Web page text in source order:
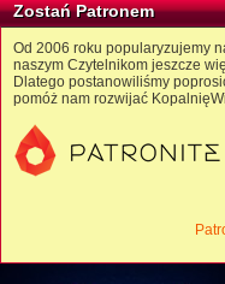
Zostań Patronem
Od 2006 roku popularyzujemy
naszym Czytelnikom jeszcze
Dlatego postanowiliśmy
pomóż nam rozwijać